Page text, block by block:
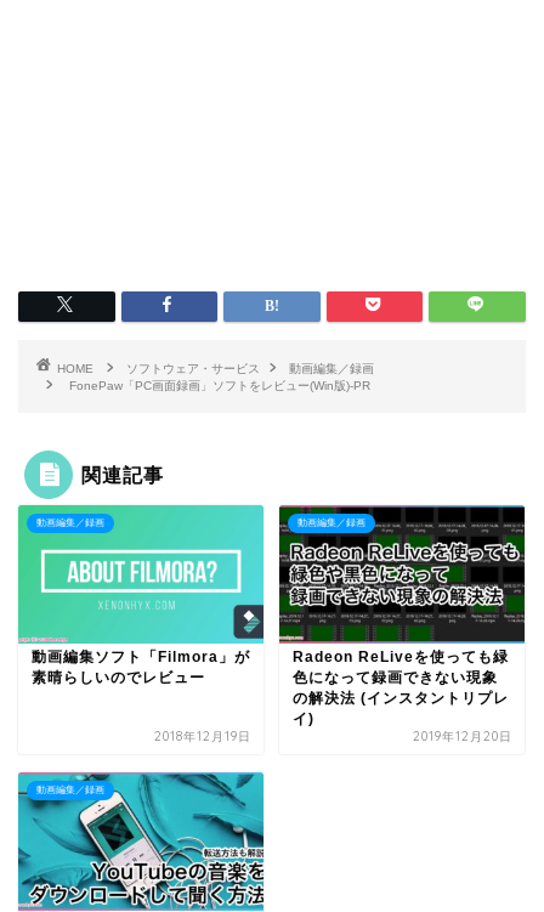
HOME ソフトウェア・サービス
動画編集／録画
FonePaw「PC画面録画」ソフトをレビュー(Win版)-PR
関連記事
動画編集／録画
動画編集ソフト「Filmora」が
素晴らしいのでレビュー
2018年12月19日
動画編集／録画
Radeon ReLiveを使っても緑
色になって録画できない現象
の解決法 (インスタントリプレ
イ)
2019年12月20日
動画編集／録画